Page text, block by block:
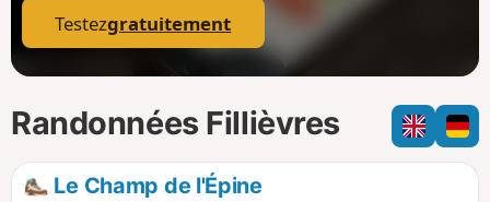
Testezgratuitement
Randonnées Fillièvres
Le Champ de l'Épine